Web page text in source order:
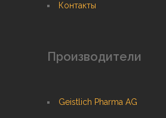
Контакты
Производители
Geistlich Pharma AG